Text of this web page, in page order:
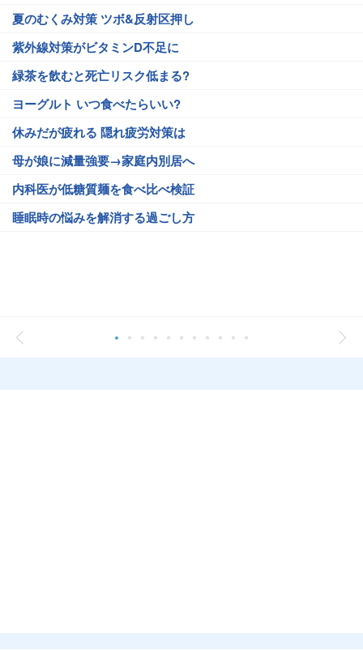
夏のむくみ対策 ツボ&反射区押し
紫外線対策がビタミンD不足に
緑茶を飲むと死亡リスク低まる?
ヨーグルト いつ食べたらいい?
休みだが疲れる 隠れ疲労対策は
母が娘に減量強要→家庭内別居へ
内科医が低糖質麺を食べ比べ検証
睡眠時の悩みを解消する過ごし方